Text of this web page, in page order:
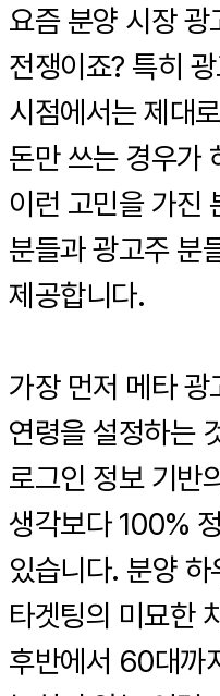
요즘 분양 시장
전쟁이죠? 특히
시점에서는 제대
돈만 쓰는 경우가
이런 고민을 가진
분들과 광고주 분
제공합니다.
가장 먼저 메타
연령을 설정하는
로그인 정보 기반
생각보다 100%
있습니다. 분양
타겟팅의 미묘한
후반에서 60대까